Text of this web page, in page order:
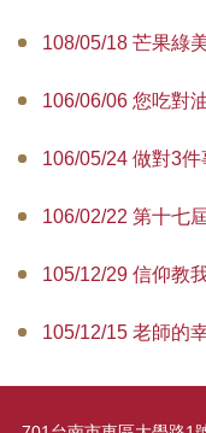
108/05/18 芒果綠
106/06/06 您吃對
106/05/24 做對3
106/02/22 第十七
105/12/29 信仰教
105/12/15 老師的